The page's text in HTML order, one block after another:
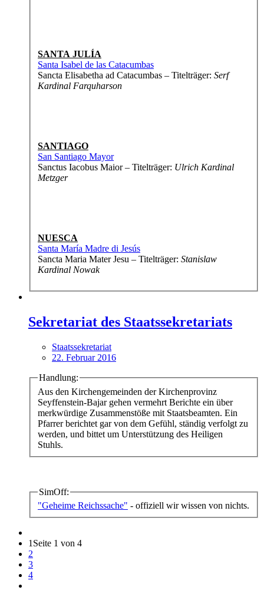
SANTA JULÍA
Santa Isabel de las Catacumbas
Sancta Elisabetha ad Catacumbas – Titelträger: Serf
Kardinal Farquharson
SANTIAGO
San Santiago Mayor
Sanctus Iacobus Maior – Titelträger: Ulrich Kardinal
Metzger
NUESCA
Santa María Madre di Jesús
Sancta Maria Mater Jesu – Titelträger: Stanislaw
Kardinal Nowak
Sekretariat des Staatssekretariats
Staatssekretariat
22. Februar 2016
Handlung:
Aus den Kirchengemeinden der Kirchenprovinz
Seyffenstein-Bajar gehen vermehrt Berichte ein über
merkwürdige Zusammenstöße mit Staatsbeamten. Ein
Pfarrer berichtet gar von dem Gefühl, ständig verfolgt zu
werden, und bittet um Unterstützung des Heiligen
Stuhls.
SimOff:
"Geheime Reichssache" - offiziell wir wissen von nichts.
1 Seite 1 von 4
2
3
4